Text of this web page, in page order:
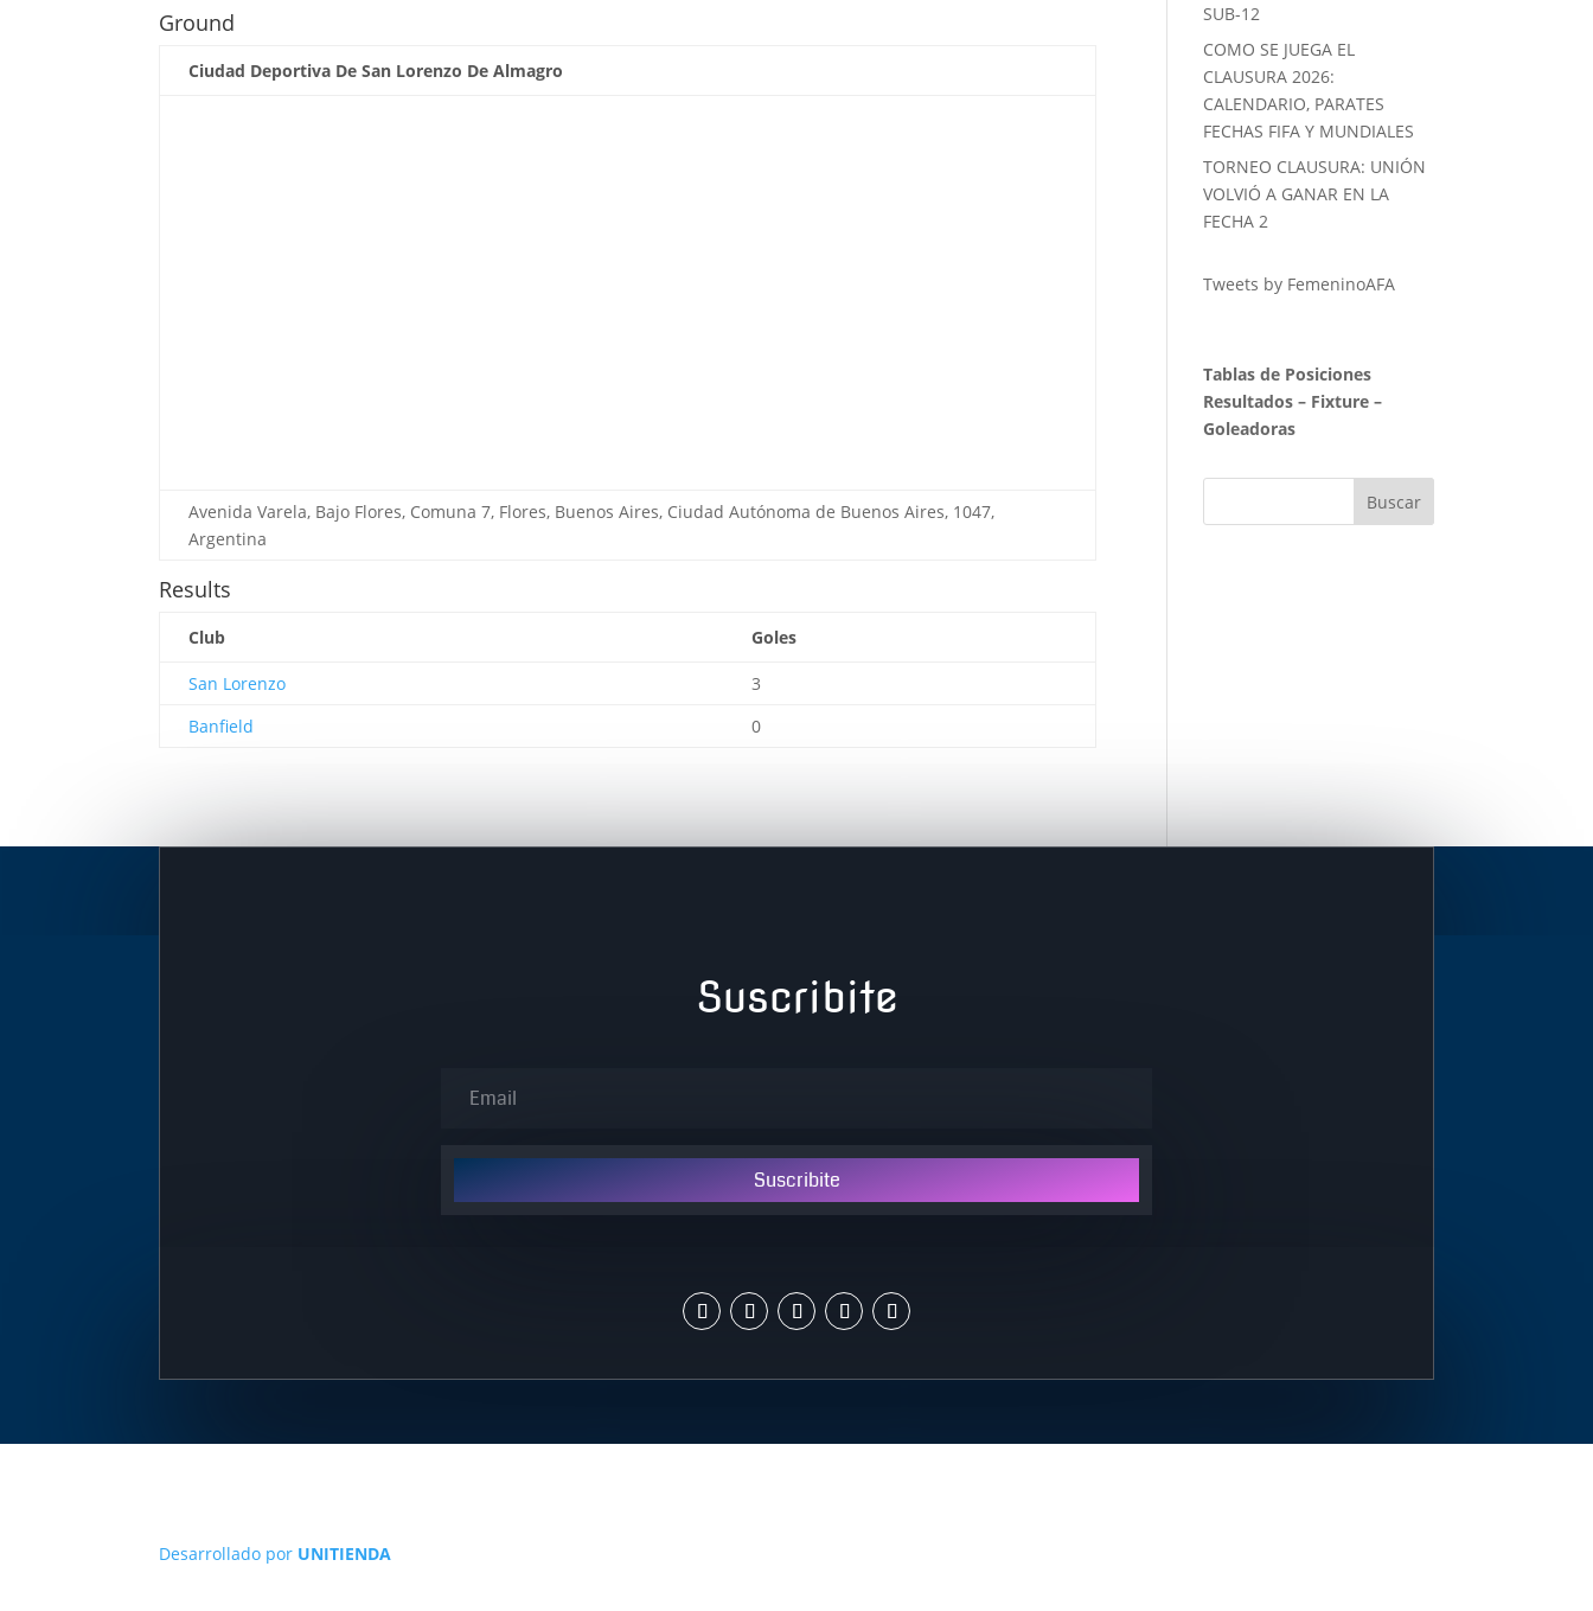
Ground
Ciudad Deportiva De San Lorenzo De Almagro
Avenida Varela, Bajo Flores, Comuna 7, Flores, Buenos Aires, Ciudad Autónoma de Buenos Aires, 1047,
Argentina
Results
Club Goles
San Lorenzo
3
Banfield
0
SUB-12
COMO SE JUEGA EL
CLAUSURA 2026:
CALENDARIO, PARATES
FECHAS FIFA Y MUNDIALES
TORNEO CLAUSURA: UNIÓN
VOLVIÓ A GANAR EN LA
FECHA 2
Tweets by FemeninoAFA
Tablas de Posiciones
Resultados – Fixture –
Goleadoras
Suscribite
Suscribite
Desarrollado por UNITIENDA